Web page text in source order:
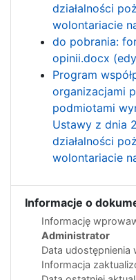
działalności
wolontariacie
do pobrania:
opinii.docx
Program
organizacjami
podmiotami
Ustawy z dnia
działalności
wolontariacie
Informacje o
Informację
Administrator
Data udostępnienia
Informacja